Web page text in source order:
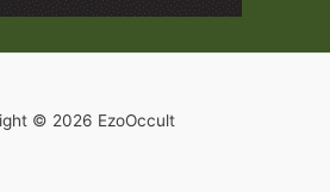
© 2026 EzoOccult